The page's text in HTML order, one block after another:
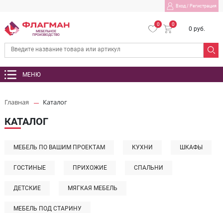
Вход/ Регистрация
МЕБЕЛЬНОЕ
ПРОИЗВОДСТВО
0 0
0 руб.
МЕНЮ
Главная Каталог
КАТАЛОГ
МЕБЕЛЬ ПО ВАШИМ ПРОЕКТАМ КУХНИ ШКАФЫ
ГОСТИНЫЕ ПРИХОЖИЕ СПАЛЬНИ
ДЕТСКИЕ МЯГКАЯ МЕБЕЛЬ
МЕБЕЛЬ ПОД СТАРИНУ